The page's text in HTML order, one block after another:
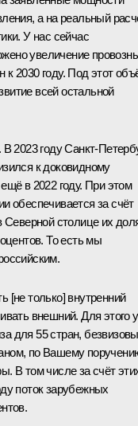
а на реальный
У нас сейчас
увеличение
2030 году. Под этот
всей остальной
2023 году Санкт-
к доковидному
в 2022 году. При этом
обеспечивается за счёт
Северной столице их
То есть мы
[не только] внутренний
внешний. Для этого
для 55 стран,
по Вашему
В том числе за счёт
поток зарубежных